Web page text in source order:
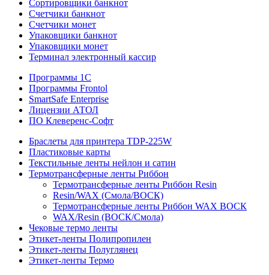
Сортировщики банкнот
Счетчики банкнот
Счетчики монет
Упаковщики банкнот
Упаковщики монет
Терминал электронный кассир
Программы 1C
Программы Frontol
SmartSafe Enterprise
Лицензии АТОЛ
ПО Клеверенс-Софт
Браслеты для принтера TDP-225W
Пластиковые карты
Текстильные ленты нейлон и сатин
Термотрансферные ленты Риббон
Термотрансферные ленты Риббон Resin
Resin/WAX (Смола/ВОСК)
Термотрансферные ленты Риббон WAX ВОСК
WAX/Resin (ВОСК/Смола)
Чековые термо ленты
Этикет-ленты Полипропилен
Этикет-ленты Полуглянец
Этикет-ленты Термо